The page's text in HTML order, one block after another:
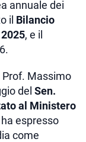
annuale dei
il Bilancio
, e il
Prof. Massimo
del Sen.
al Ministero
ha espresso
come